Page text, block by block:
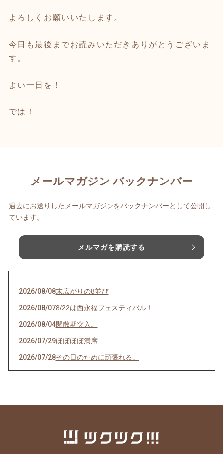
よろしくお願いいたします。
今日も最後までお読みいただきありがとうございま
す。
よい一日を！
では！
メールマガジン バックナンバー
過去にお送りしたメールマガジンをバックナンバーとして公開し
ています。
メルマガを購読する
2026/08/08末広がりの8並び
2026/08/078/22は西永福フェスティバル！
2026/08/04閑散期突入。
2026/07/29ほぼほぼ満席
2026/07/28その日のために頑張れる。
2026/07/27天然岩牡蠣入荷
2026/07/21明けましてお疲れ様！